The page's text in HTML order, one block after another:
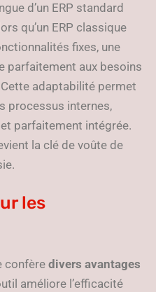
d’un ERP standard
qu’un ERP classique
fixes, une
parfaitement aux besoins
adaptabilité permet
processus internes,
parfaitement intégrée.
la clé de voûte de
les
confère divers avantages
améliore l’efficacité